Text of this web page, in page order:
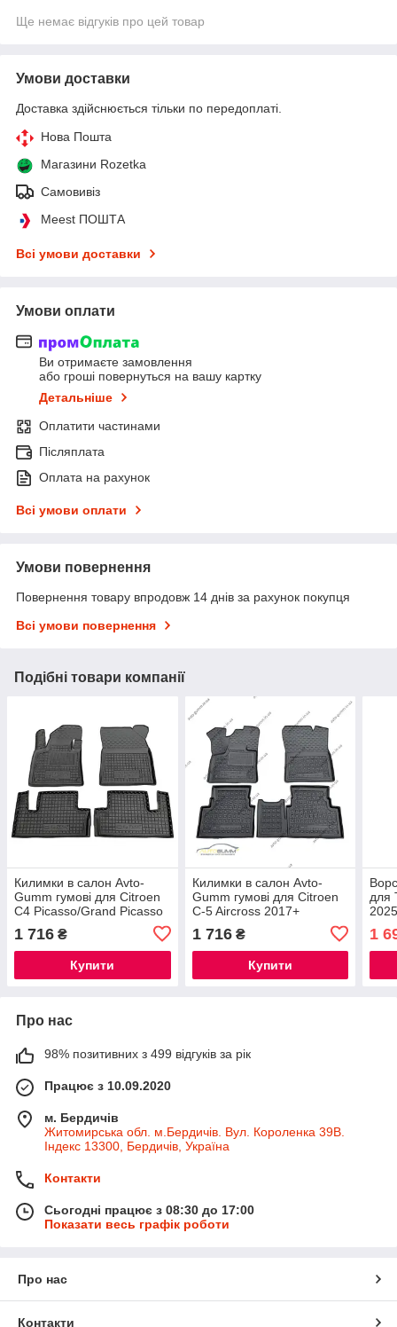
Ще немає відгуків про цей товар
Умови доставки
Доставка здійснюється тільки по передоплаті.
Нова Пошта
Магазини Rozetka
Самовивіз
Meest ПОШТА
Всі умови доставки
Умови оплати
Ви отримаєте замовлення
або гроші повернуться на вашу картку
Детальніше
Оплатити частинами
Післяплата
Оплата на рахунок
Всі умови оплати
Умови повернення
Повернення товару впродовж 14 днів за рахунок покупця
Всі умови повернення
Подібні товари компанії
Килимки в салон Avto-
Gumm гумові для Citroen
C4 Picasso/Grand Picasso
2013 / Сітроен Ц4 Пікасо
2013+
1 716 ₴
Купити
Килимки в салон Avto-
Gumm гумові для Citroen
C-5 Aircross 2017+
1 716₴
Купити
для
1
Про нас
98% позитивних з 499 відгуків за рік
Працює з 10.09.2020
м. Бердичів
Житомирська обл. м.Бердичів. Вул. Короленка 39В.
Індекс 13300, Бердичів, Україна
Контакти
Сьогодні працює з 08:30 до 17:00
Показати весь графік роботи
Про нас
Контакти